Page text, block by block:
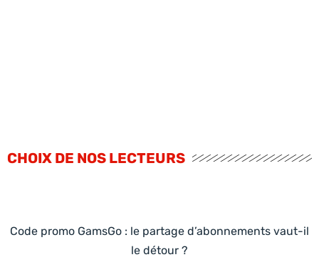
CHOIX DE NOS LECTEURS
Code promo GamsGo : le partage d’abonnements vaut-il
le détour ?